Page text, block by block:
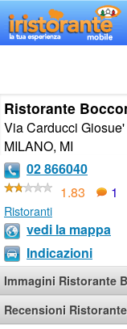
Ristorante
Via Carducci
MILANO, MI
02 866040
1.83
1
Ristoranti
vedi la mappa
Indicazioni
Immagini Ristorante
Recensioni